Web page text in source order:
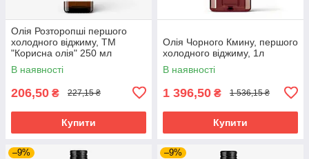
Олія Розторопші першого
холодного віджиму, ТМ
"Корисна олія" 250 мл
В наявності
206,50 ₴ 227,15 ₴
Купити
Олія Чорного Кмину, першого
холодного віджиму, 1л
В наявності
1 396,50 ₴ 1 536,15 ₴
Купити
–9% –9%